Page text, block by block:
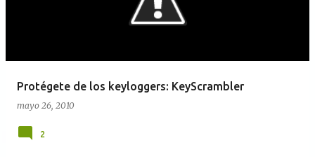
Protégete de los keyloggers: KeyScrambler
mayo 26, 2010
2